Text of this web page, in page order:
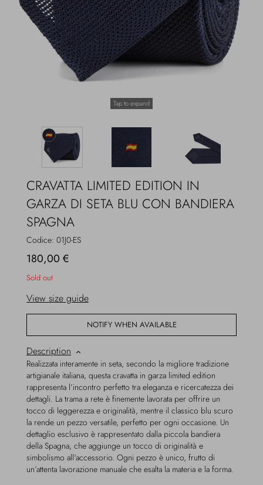
Overcoats
Jewelry
Tap to expand
CRAVATTA LIMITED EDITION IN
GARZA DI SETA BLU CON BANDIERA
SPAGNA
Codice: 01J0-ES
180,00 €
Sold out
View size guide
NOTIFY WHEN AVAILABLE
Description
Realizzata interamente in seta, secondo la migliore tradizione
artigianale italiana, questa cravatta in garza limited edition
rappresenta l’incontro perfetto tra eleganza e ricercatezza dei
dettagli. La trama a rete è finemente lavorata per offrire un
tocco di leggerezza e originalità, mentre il classico blu scuro
la rende un pezzo versatile, perfetto per ogni occasione. Un
dettaglio esclusivo è rappresentato dalla piccola bandiera
della Spagna, che aggiunge un tocco di originalità e
simbolismo all'accessorio. Ogni pezzo è unico, frutto di
un’attenta lavorazione manuale che esalta la materia e la forma.